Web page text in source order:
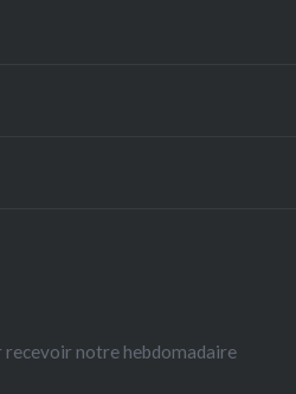
notre hebdomadaire